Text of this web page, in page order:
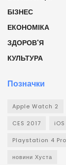
БІЗНЕС
ЕКОНОМІКА
ЗДОРОВ'Я
КУЛЬТУРА
Позначки
Apple Watch 2
CES 2017 iOS
Playstation 4 Pro
новини Хуста